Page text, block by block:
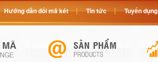
Hướng dẫn đổi mã két Tin tức Tuyển dụng